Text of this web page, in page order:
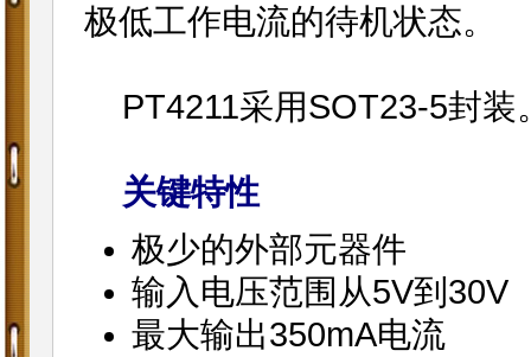
极低工作电流的待机状态。
PT4211采用SOT23-5封装
关键特性
极少的外部元器件
输入电压范围从5V到30V
最大输出350mA电流